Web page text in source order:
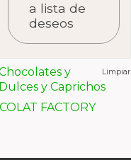
Limpiar
a lista de
deseos
y
Dulces y Caprichos
FACTORY